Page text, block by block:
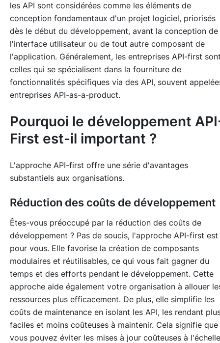
les API sont considérées comme les éléments de
conception fondamentaux d'un projet logiciel, priorisés
dès le début du développement, avant la conception de
l'interface utilisateur ou de tout autre composant de
l'application. Généralement, les entreprises API-first
celles qui se spécialisent dans la fourniture de
fonctionnalités spécifiques via des API, souvent
entreprises API-as-a-product.
Pourquoi le développement
First est-il important ?
L'approche API-first offre une série d'avantages
substantiels aux organisations.
Réduction des coûts de développement
Êtes-vous préoccupé par la réduction des coûts de
développement ? Pas de soucis, l'approche API-first est
pour vous. Elle favorise la création de composants
modulaires et réutilisables, ce qui vous fait gagner du
temps et des efforts pendant le développement. Cette
approche aide également votre organisation à allouer
ressources plus efficacement. De plus, elle simplifie les
coûts de maintenance en isolant les API, les rendant
faciles et moins coûteuses à maintenir. Cela signifie que
vous pouvez éviter les mises à jour coûteuses à l'échelle